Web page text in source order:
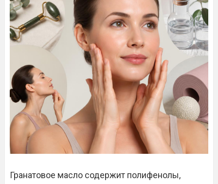
Гранатовое масло содержит полифенолы,